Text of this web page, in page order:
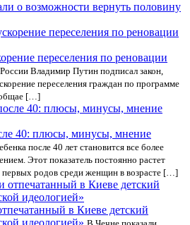
о возможности вернуть половину
переселения по реновации
Владимир Путин подписал закон,
переселения граждан по программе
[…]
40: плюсы, минусы, мнение
после 40 лет становится все более
Этот показатель постоянно растет
первых родов среди женщин в возрасте […]
в Киеве детский
идеологией»